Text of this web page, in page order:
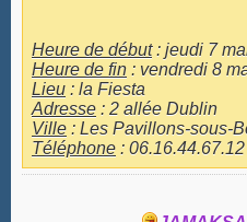
Heure de début: jeudi 7
Heure de fin : vendredi 8
Lieu : la Fiesta
Adresse : 2 allée Dublin
Ville : Les Pavillons-sous-
Téléphone :